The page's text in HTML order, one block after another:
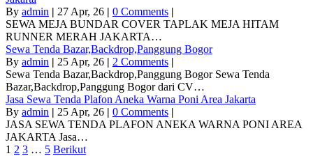
By admin | 27 Apr, 26 | 0 Comments |
SEWA MEJA BUNDAR COVER TAPLAK MEJA HITAM
RUNNER MERAH JAKARTA…
Sewa Tenda Bazar,Backdrop,Panggung Bogor
By admin | 25 Apr, 26 | 2 Comments |
Sewa Tenda Bazar,Backdrop,Panggung Bogor Sewa Tenda
Bazar,Backdrop,Panggung Bogor dari CV…
Jasa Sewa Tenda Plafon Aneka Warna Poni Area Jakarta
By admin | 25 Apr, 26 | 0 Comments |
JASA SEWA TENDA PLAFON ANEKA WARNA PONI AREA
JAKARTA Jasa…
1 2 3 … 5 Berikut